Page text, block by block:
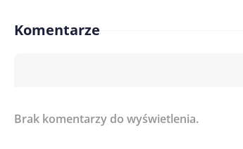
Komentarze
Imię/ Nick*
Brak komentarzy do wyświetlenia.